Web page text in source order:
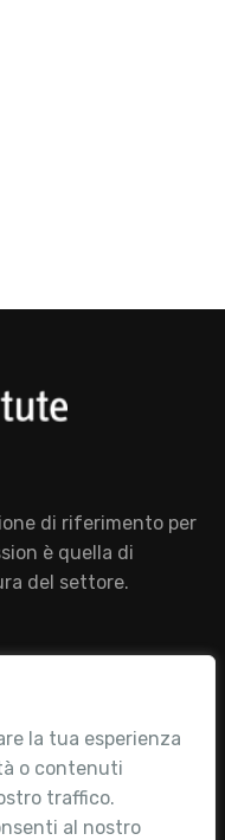
la tua esperienza
o contenuti
traffico.
al nostro
di riferimento per
è quella di
del settore.